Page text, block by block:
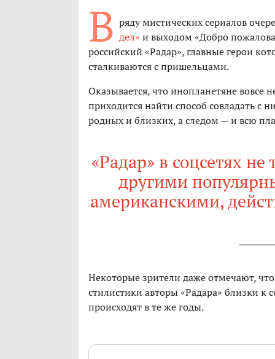
В ряду мистических сериалов
дел» и выходом «Добро
российский «Радар», главные герои
сталкиваются с пришельцами.
Оказывается, что инопланетяне вовсе
приходится найти способ совладать с
родных и близких, а следом — и всю
«Радар» в соцсетях
другими
американскими,
Некоторые зрители даже отмечают,
стилистики авторы «Радара» близки к
происходят в те же годы.